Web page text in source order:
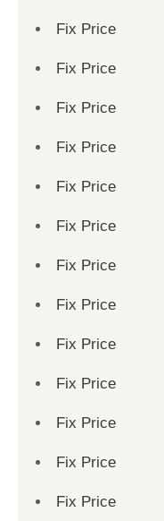
Fix Price
Fix Price
Fix Price
Fix Price
Fix Price
Fix Price
Fix Price
Fix Price
Fix Price
Fix Price
Fix Price
Fix Price
Fix Price